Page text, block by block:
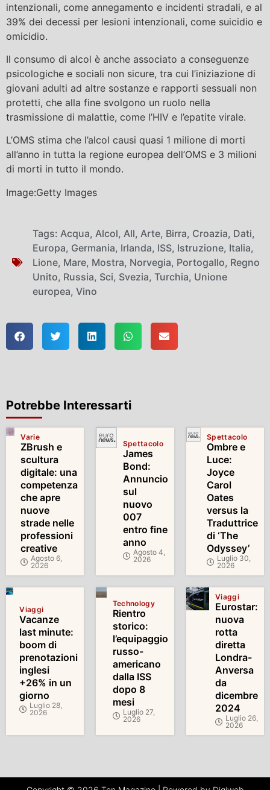
intenzionali, come annegamento e incidenti stradali, e al
39% dei decessi per lesioni intenzionali, come suicidio e
omicidio.
Il consumo di alcol è anche associato a conseguenze
psicologiche e sociali non sicure, tra cui l’iniziazione di
giovani adulti ad altre sostanze e rapporti sessuali non
protetti, che alla fine svolgono un ruolo nella
trasmissione di malattie, come l’HIV e l’epatite virale.
L’OMS stima che l’alcol causi quasi 1 milione di morti
all’anno in tutta la regione europea dell’OMS e 3 milioni
di morti in tutto il mondo.
Image:Getty Images
Tags: Acqua, Alcol, All, Arte, Birra, Croazia, Dati,
Europa, Germania, Irlanda, ISS, Istruzione, Italia,
Lione, Mare, Mostra, Norvegia, Portogallo, Regno
Unito, Russia, Sci, Svezia, Turchia, Unione
europea, Vino
Potrebbe Interessarti
Varie
ZBrush e
scultura
digitale: una
competenza
che apre
nuove
strade nelle
professioni
creative
Agosto 6,
2026
Spettacolo
James
Bond:
Annuncio
sul
nuovo
007
entro fine
anno
Agosto 4,
2026
Spettacolo
Ombre e
Luce:
Joyce
Carol
Oates
versus la
Traduttrice
di ‘The
Odyssey’
Luglio 30,
2026
Viaggi
Vacanze
last minute:
boom di
prenotazioni
inglesi
+26% in un
giorno
Luglio 28,
2026
Technology
Rientro
storico:
l’equipaggio
russo-
americano
dalla ISS
dopo 8
mesi
Luglio 27,
2026
Viaggi
Eurostar:
nuova
rotta
diretta
Londra-
Anversa
da
dicembre
2024
Luglio 26,
2026